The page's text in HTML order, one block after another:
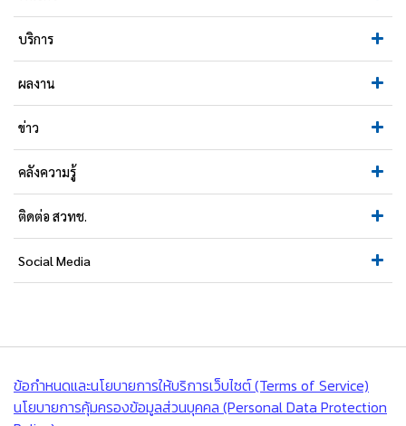
บริการ
ผลงาน
ข่าว
คลังความรู้
ติดต่อ สวทช.
Social Media
ข้อกำหนดและนโยบายการให้บริการเว็บไซต์ (Terms of Service)
นโยบายการคุ้มครองข้อมูลส่วนบุคคล (Personal Data Protection